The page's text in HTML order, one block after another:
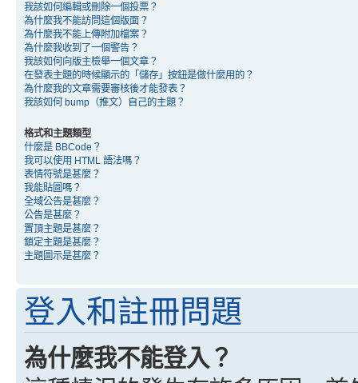
我該如何編輯或刪除一個投票？
為什麼我不能訪問這個版面？
為什麼我不能上傳附加檔案？
為什麼我收到了一個警告？
我該如何向版主檢舉一個文章？
在發表主題的時候顯示的「儲存」按鈕是做什麼用的？
為什麼我的文章需要審核後才能發表？
我該如何 bump（推文）自己的主題？
格式和主題類型
什麼是 BBCode？
我可以使用 HTML 語法嗎？
表情符號是甚麼？
我能貼圖嗎？
全域公告是甚麼？
公告是甚麼？
置頂主題是甚麼？
鎖定主題是甚麼？
主題圖示是甚麼？
登入和註冊問題
為什麼我不能登入？